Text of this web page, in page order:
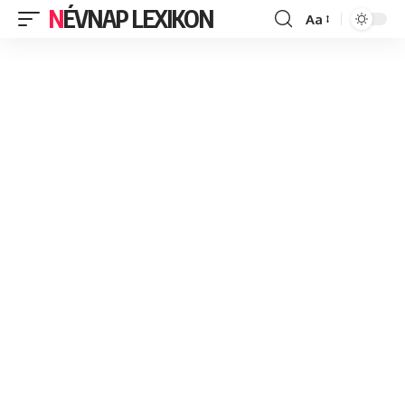
NÉVNAP LEXIKON
Font
Aa